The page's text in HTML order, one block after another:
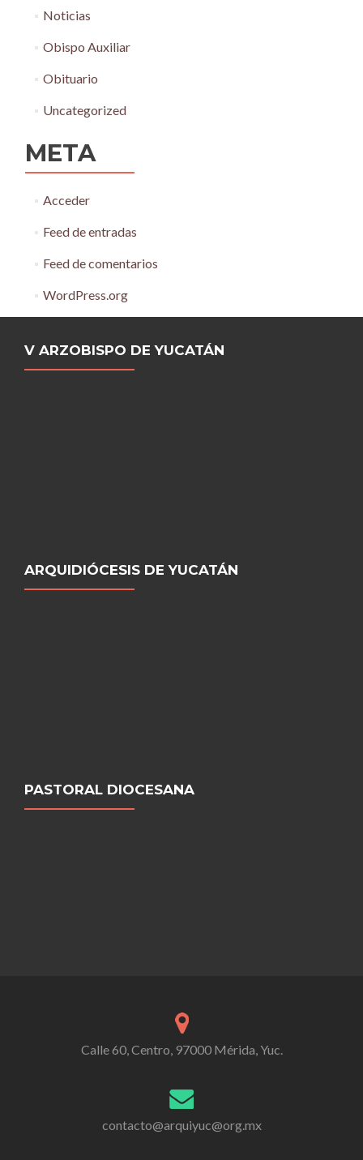
Noticias
Obispo Auxiliar
Obituario
Uncategorized
META
Acceder
Feed de entradas
Feed de comentarios
WordPress.org
V ARZOBISPO DE YUCATÁN
ARQUIDIÓCESIS DE YUCATÁN
PASTORAL DIOCESANA
Calle 60, Centro, 97000 Mérida, Yuc.
contacto@arquiyuc@org.mx